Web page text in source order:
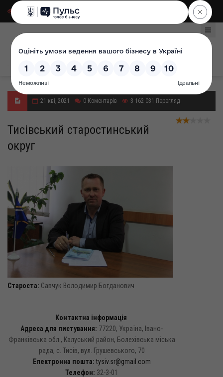
Для слабозорих|
21 кві, 2021 0 Коментарів 3 162 031 Перегляд
Тисівський старостинський
округ
Староста: Савчук Володимир Богданович
Контактна інформація
Адреса для листування: 77220, Україна, Івано-
Франківська обл., Калуський район, Болехівська міська
рада, с. Тисів, вул. Грушевського, 70
Електронна пошта:tysiv.sr@gmail.com
Телефон: 32-3-01